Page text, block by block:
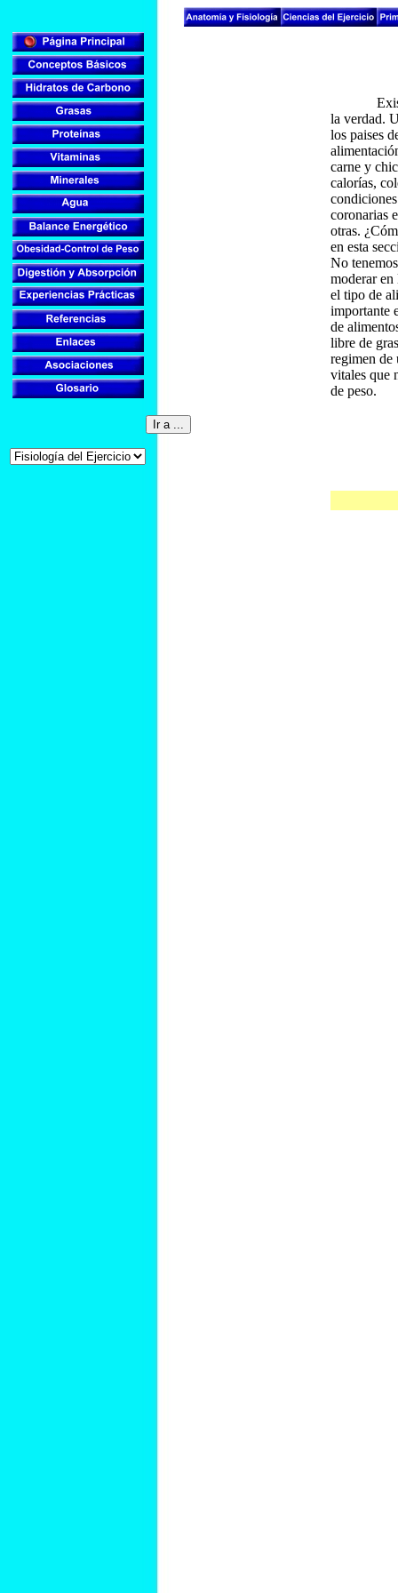
Existe
la verdad.
los paises
carne y
calorías,
coronarias
otras.
en esta
No
moderar en
el tipo de
importante
de
libre de
regimen de
vitales que
de peso.